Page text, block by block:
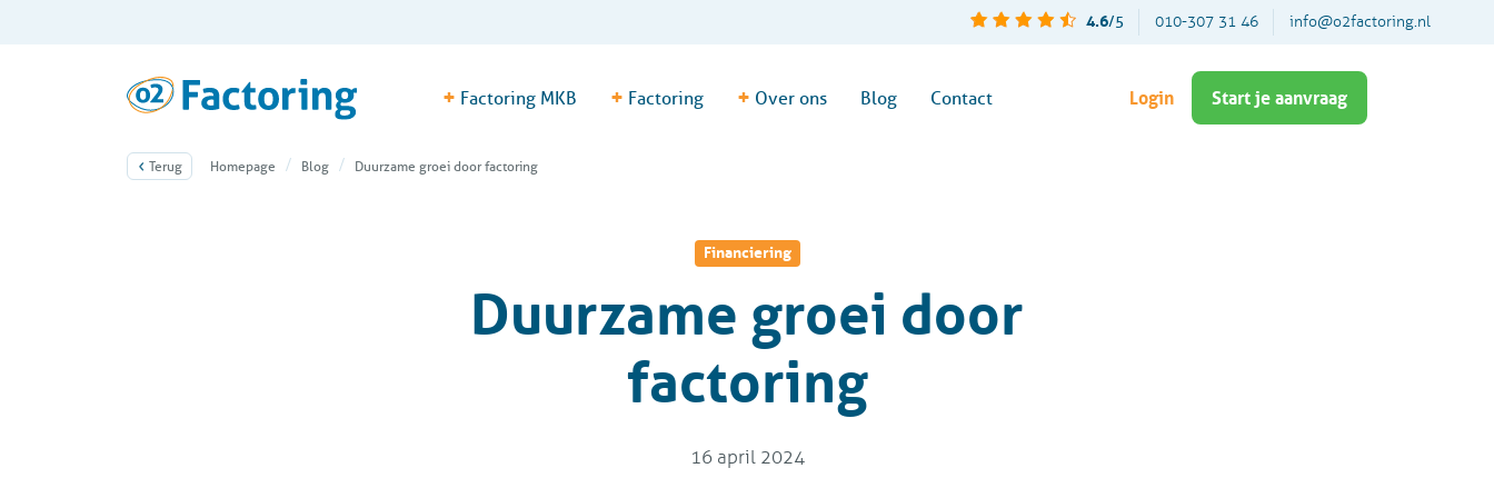
4.6/5 010-307 31 46 info@o2factoring.nl
+ Factoring MKB + Factoring + Over ons Blog Contact Login Start je aanvraag
Terug Homepage Blog Duurzame groei door factoring
Financiering
Duurzame groei door
factoring
16 april 2024